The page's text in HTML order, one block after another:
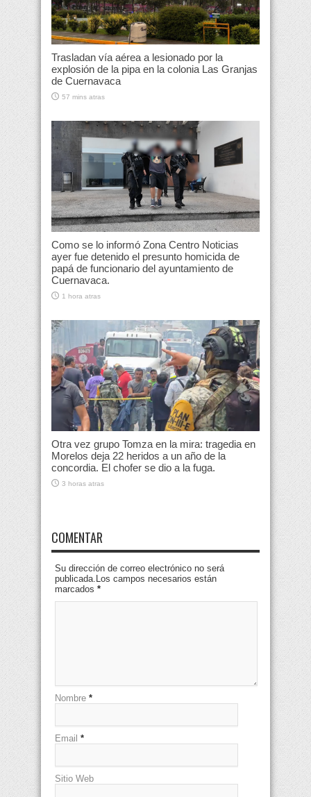
Trasladan vía aérea a lesionado por la
explosión de la pipa en la colonia Las Granjas
de Cuernavaca
57 mins atras
Como se lo informó Zona Centro Noticias
ayer fue detenido el presunto homicida de
papá de funcionario del ayuntamiento de
Cuernavaca.
1 hora atras
Otra vez grupo Tomza en la mira: tragedia en
Morelos deja 22 heridos a un año de la
concordia. El chofer se dio a la fuga.
3 horas atras
COMENTAR
Su dirección de correo electrónico no será
publicada.Los campos necesarios están
marcados *
Nombre *
Email *
Sitio Web